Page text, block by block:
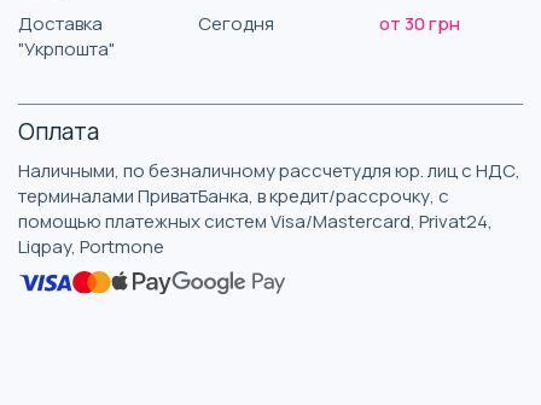
Доставка
"Укрпошта"
Сегодня от 30 грн
Оплата
Наличными, по безналичному рассчетудля юр. лиц с НДС,
терминалами ПриватБанка, в кредит/рассрочку, с
помощью платежных систем Visa/Mastercard, Privat24,
Liqpay, Portmone